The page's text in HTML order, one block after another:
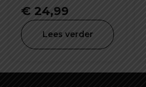
26x1.95 inch C1820
€ 24,99
Lees verder